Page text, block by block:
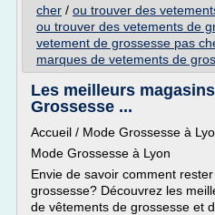
cher / ou trouver des
ou trouver des vetements de
vetement de grossesse pas
marques de vetements de
Les meilleurs
Grossesse ...
Accueil / Mode Grossesse à
Mode Grossesse à Lyon
Envie de savoir comment
grossesse? Découvrez les
de vêtements de grossesse et